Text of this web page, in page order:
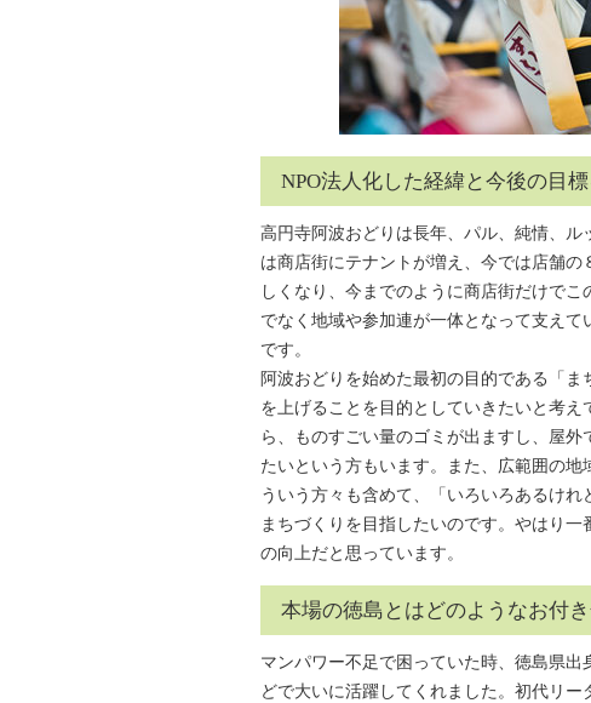
NPO法人化した経緯と今後の目
高円寺阿波おどりは長年、パル、純情、
は商店街にテナントが増え、今では店舗
しくなり、今までのように商店街だけで
でなく地域や参加連が一体となって支え
です。
阿波おどりを始めた最初の目的である「
を上げることを目的としていきたいと考
ら、ものすごい量のゴミが出ますし、屋
たいという方もいます。また、広範囲の
ういう方々も含めて、「いろいろあるけ
まちづくりを目指したいのです。やはり
の向上だと思っています。
本場の徳島とはどのようなお付
マンパワー不足で困っていた時、徳島県
どで大いに活躍してくれました。初代リ